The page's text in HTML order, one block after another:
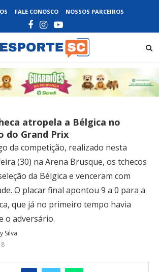
FALE CONOSCO NOSSOS PARCEIROS
atropela a Bélgica no
do Grand Prix
da competição, realizado nesta
(30) na Arena Brusque, os tchecos
da Bélgica e venceram com
O placar final apontou 9 a 0 para a
que já no primeiro tempo havia
o adversário.
Silva